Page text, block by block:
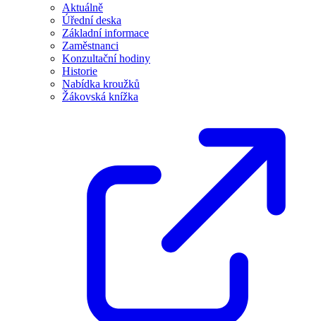
Aktuálně
Úřední deska
Základní informace
Zaměstnanci
Konzultační hodiny
Historie
Nabídka kroužků
Žákovská knížka